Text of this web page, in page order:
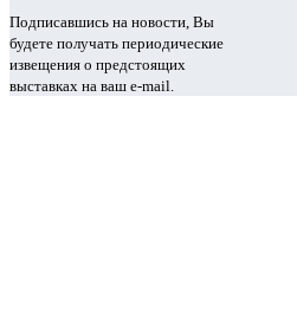
Подписавшись на новости, Вы
будете получать периодические
извещения о предстоящих
выставках на ваш e-mail.